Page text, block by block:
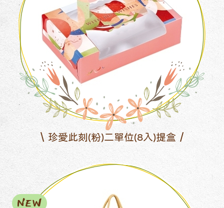
珍愛此刻(粉)二單位(8入)提盒
NEW